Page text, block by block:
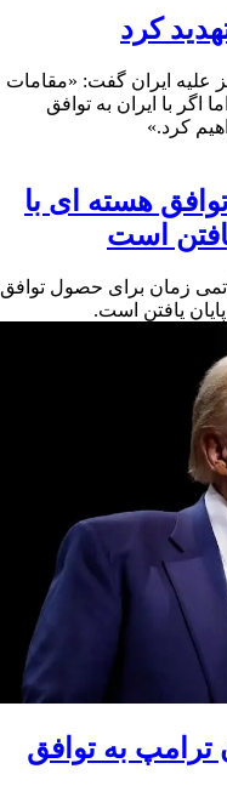
کرد
علیه ایران گفت: «مقامات
اگر با ایران به توافق
کرد.»
هسته ای با
است
زمان برای حصول توافق
یافتن است.
ترامپ به توافق